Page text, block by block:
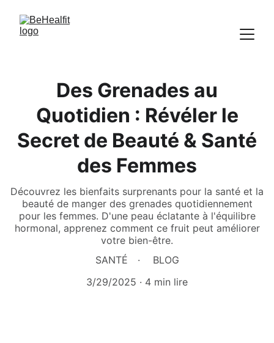
Des Grenades au
Quotidien : Révéler le
Secret de Beauté & Santé
des Femmes
Découvrez les bienfaits surprenants pour la santé et la
beauté de manger des grenades quotidiennement
pour les femmes. D'une peau éclatante à l'équilibre
hormonal, apprenez comment ce fruit peut améliorer
votre bien-être.
SANTÉ
BLOG
3/29/2025
4 min lire